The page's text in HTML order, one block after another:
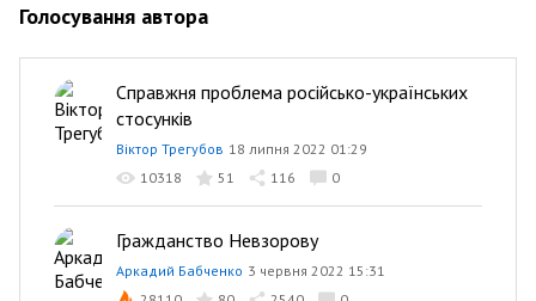
Голосування автора
Справжня проблема російсько-українських
стосунків
Віктор Трегубов 18 липня 2022 01:29
10318
51 116 0
Гражданство Невзорову
Аркадий Бабченко 3 червня 2022 15:31